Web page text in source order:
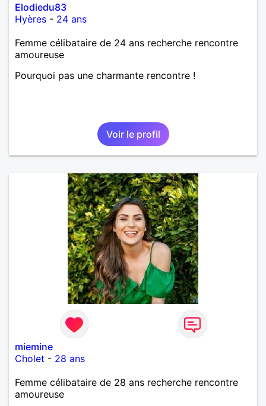
Elodiedu83
Hyères - 24 ans
Femme célibataire de 24 ans recherche rencontre
amoureuse
Pourquoi pas une charmante rencontre !
Voir le profil
miemine
Cholet - 28 ans
Femme célibataire de 28 ans recherche rencontre
amoureuse